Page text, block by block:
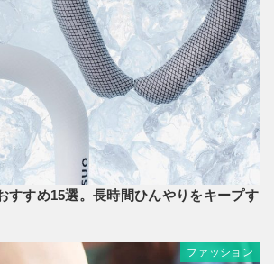
すすめ15選。長時間ひんやりをキープす
ファッション